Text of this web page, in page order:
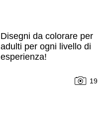
Disegni da colorare per
adulti per ogni livello di
esperienza!
19